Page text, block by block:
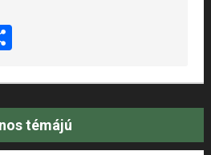
Share
témájú